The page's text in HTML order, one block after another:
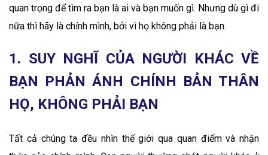
quan trọng để tìm ra bạn là ai và bạn muốn gì. Nhưng dù gì đi
nữa thì hãy là chính mình, bởi vì họ không phải là bạn.
1. SUY NGHĨ CỦA NGƯỜI KHÁC VỀ
BẠN PHẢN ÁNH CHÍNH BẢN THÂN
HỌ, KHÔNG PHẢI BẠN
Tất cả chúng ta đều nhìn thế giới qua quan điểm và nhận